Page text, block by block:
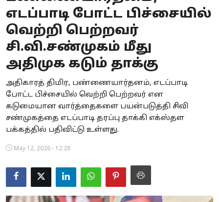
Business
Crime
Tamilnadu
National
World
Astrology
Spirituality
Weather
Politics
எடப்பாடி போட்ட பிச்சையில்
வெற்றி பெற்றவர்
சி.வி.சண்முகம் மீது
அதிமுக கடும் தாக்கு
அதிகாரத் திமிர, பண்ணையார்தனம், எடப்பாடி
போட்ட பிச்சையில் வெற்றி பெற்றவர் என
கடுமையான வார்த்தைகளை பயன்படுத்தி சிவி
சண்முகத்தை எடப்பாடி தரப்பு தாக்கி எக்ஸ்தள
பக்கத்தில் பதிவிட்டு உள்ளது.
May 12, 2026 - 12:28